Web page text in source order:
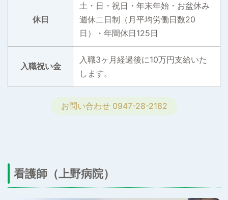
休日
土・日・祝日・年末年始・お盆休み
週休二日制（月平均労働日数20
日）・年間休日125日
入職祝い金
入職3ヶ月経過後に10万円支給いた
します。
お問い合わせ 0947-28-2182
看護師（上野病院）